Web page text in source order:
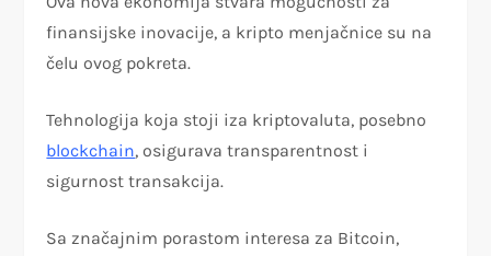
finansijske inovacije, a kripto menjačnice su na
čelu ovog pokreta.
Tehnologija koja stoji iza kriptovaluta, posebno
blockchain, osigurava transparentnost i
sigurnost transakcija.
Sa značajnim porastom interesa za Bitcoin,